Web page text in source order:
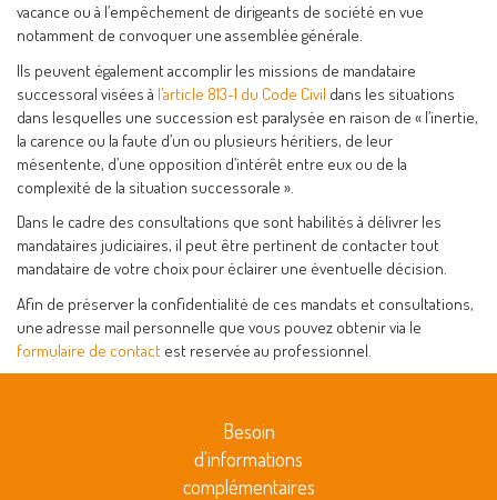
vacance ou à l’empêchement de dirigeants de société en vue
notamment de convoquer une assemblée générale.
Ils peuvent également accomplir les missions de mandataire
successoral visées à l’article 813-1 du Code Civil dans les situations
dans lesquelles une succession est paralysée en raison de « l’inertie,
la carence ou la faute d’un ou plusieurs héritiers, de leur
mésentente, d’une opposition d’intérêt entre eux ou de la
complexité de la situation successorale ».
Dans le cadre des consultations que sont habilités à délivrer les
mandataires judiciaires, il peut être pertinent de contacter tout
mandataire de votre choix pour éclairer une éventuelle décision.
Afin de préserver la confidentialité de ces mandats et consultations,
une adresse mail personnelle que vous pouvez obtenir via le
formulaire de contact est reservée au professionnel.
Besoin
d'informations
complémentaires